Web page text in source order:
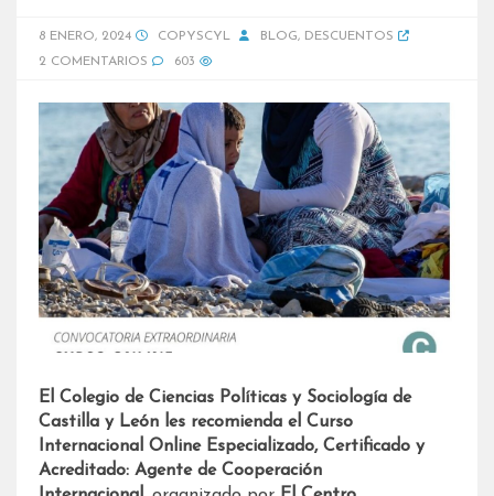
8 ENERO, 2024 COPYSCYL BLOG, DESCUENTOS
2 COMENTARIOS
603
El Colegio de Ciencias Políticas y Sociología de
Castilla y León les recomienda el Curso
Internacional Online Especializado, Certificado y
Acreditado: Agente de Cooperación